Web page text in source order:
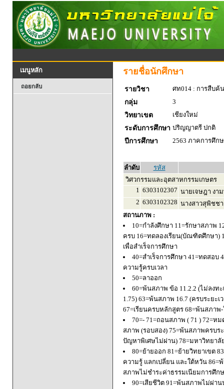
เมนูหลัก
ถอยกลับ
รายชื่อนักศึกษา
รายวิชา
ศท014 : การสืบค้
กลุ่ม
3
วิทยาเขต
เชียงใหม่
ระดับการศึกษา ปริญญาตรี ปกติ
ปีการศึกษา
2563 ภาคการศึก
ลำดับ
รหัส
วิศวกรรมและอุตสาหกรรมเกษตร
1 6303102307 นายเจษฎา งา
2 6303102328 นางสาวสุพิชช
สถานภาพ :
10=กำลังศึกษา 11=รักษาสภาพ
ครบ 16=ทดลองเรียน(บัณฑิตศึกษา)
เพื่อสำเร็จการศึกษา
40=สำเร็จการศึกษา 41=ทดสอบ
ความรู้ครบเวลา
50=ลาออก
60=พ้นสภาพ ข้อ 11.2.2 (ไม่ลงท
1.75) 63=พ้นสภาพ 16.7 (ครบระยะ
67=เรียนครบหลักสูตร 68=พ้นสภา
70=- 71=ถอนสภาพ ( 71 ) 72=
สภาพ (รอบสอง) 75=พ้นสภาพครบ
ปัญหาพิเศษไม่ผ่าน) 78=มหาวิทยา
80=ย้ายออก 81=ย้ายวิทยาเขต
ความรู้ แลกเปลี่ยน และใต้หวัน
สภาพไม่ชำระค่าธรรมเนียมการศึก
90=เสียชีวิต 91=พ้นสภาพไม่ผ่า